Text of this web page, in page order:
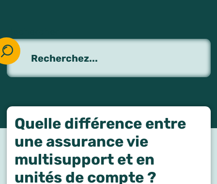
Quelle différence entre
une assurance vie
multisupport et en
unités de compte ?